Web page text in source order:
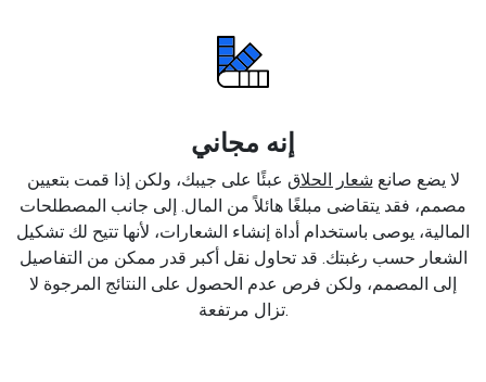
إنه مجاني
لا يضع صانع شعار الحلاق عبئًا على جيبك، ولكن إذا قمت بتعيين
مصمم، فقد يتقاضى مبلغًا هائلاً من المال. إلى جانب المصطلحات
المالية، يوصى باستخدام أداة إنشاء الشعارات، لأنها تتيح لك تشكيل
الشعار حسب رغبتك. قد تحاول نقل أكبر قدر ممكن من التفاصيل
إلى المصمم، ولكن فرص عدم الحصول على النتائج المرجوة لا
تزال مرتفعة.